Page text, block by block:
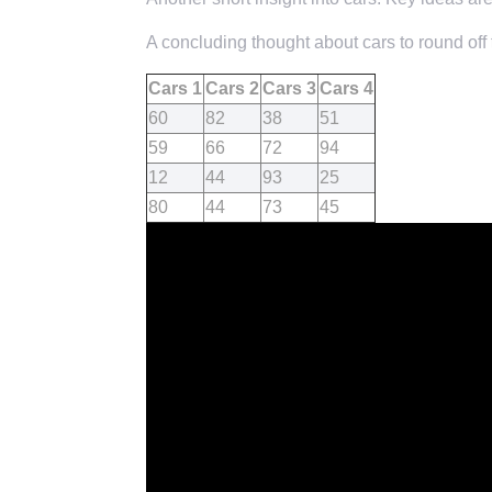
A concluding thought about cars to round off
Cars 1Cars 2 Cars 3Cars 4
60
82 38
51
59
66 72
94
12
44 93
25
80
44 73 45